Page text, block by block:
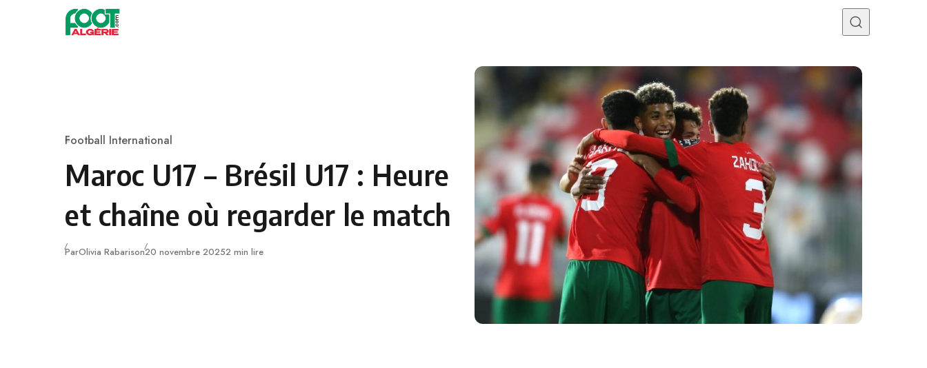
Skip to content
Category
Football International
Maroc U17 – Brésil U17 : Heure
et chaîne où regarder le match
ParOlivia RabarisonPublié
20 novembre 20252 min lire